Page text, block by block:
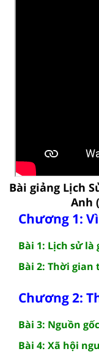
Bài giảng Lịch
Anh
Chương 1:
Bài 1: Lịch sử là
Bài 2: Thời gian
Chương 2:
Bài 3: Nguồn
Bài 4: Xã hội